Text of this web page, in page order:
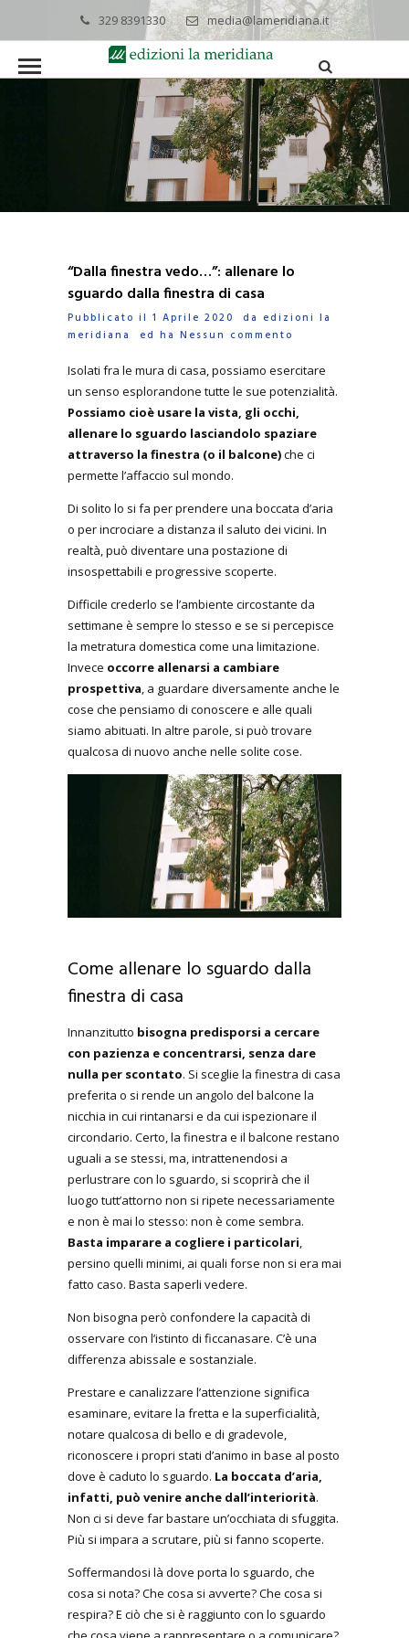
329 8391330 media@lameridiana.it
“Dalla finestra vedo…”: allenare lo
sguardo dalla finestra di casa
Pubblicato il 1 Aprile 2020 da edizioni la
meridiana
ed ha Nessun commento
Isolati fra le mura di casa, possiamo esercitare
un senso esplorandone tutte le sue potenzialità.
Possiamo cioè usare la vista, gli occhi,
allenare lo sguardo lasciandolo spaziare
attraverso la finestra (o il balcone)che ci
permette l’affaccio sul mondo.
Di solito lo si fa per prendere una boccata d’aria
o per incrociare a distanza il saluto dei vicini. In
realtà, può diventare una postazione di
insospettabili e progressive scoperte.
Difficile crederlo se l’ambiente circostante da
settimane è sempre lo stesso e se si percepisce
la metratura domestica come una limitazione.
Invece occorre allenarsi a cambiare
prospettiva , a guardare diversamente anche le
cose che pensiamo di conoscere e alle quali
siamo abituati. In altre parole, si può trovare
qualcosa di nuovo anche nelle solite cose.
Come allenare lo sguardo dalla
finestra di casa
Innanzitutto bisogna predisporsi a cercare
con pazienza e concentrarsi, senza dare
nulla per scontato. Si sceglie la finestra di casa
preferita o si rende un angolo del balcone la
nicchia in cui rintanarsi e da cui ispezionare il
circondario. Certo, la finestra e il balcone restano
uguali a se stessi, ma, intrattenendosi a
perlustrare con lo sguardo, si scoprirà che il
luogo tutt’attorno non si ripete necessariamente
e non è mai lo stesso: non è come sembra.
Basta imparare a cogliere i particolari,
persino quelli minimi, ai quali forse non si era mai
fatto caso. Basta saperli vedere.
Non bisogna però confondere la capacità di
osservare con l’istinto di ficcanasare. C’è una
differenza abissale e sostanziale.
Prestare e canalizzare l’attenzione significa
esaminare, evitare la fretta e la superficialità,
notare qualcosa di bello e di gradevole,
riconoscere i propri stati d’animo in base al posto
dove è caduto lo sguardo. La boccata d’aria,
infatti, può venire anche dall’interiorità.
Non ci si deve far bastare un’occhiata di sfuggita.
Più si impara a scrutare, più si fanno scoperte.
Soffermandosi là dove porta lo sguardo, che
cosa si nota? Che cosa si avverte? Che cosa si
respira? E ciò che si è raggiunto con lo sguardo